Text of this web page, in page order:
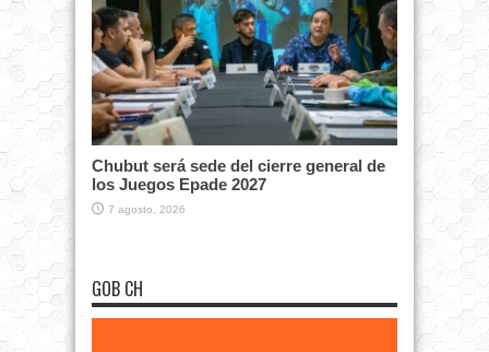
Chubut será sede del cierre general de
los Juegos Epade 2027
7 agosto, 2026
GOB CH